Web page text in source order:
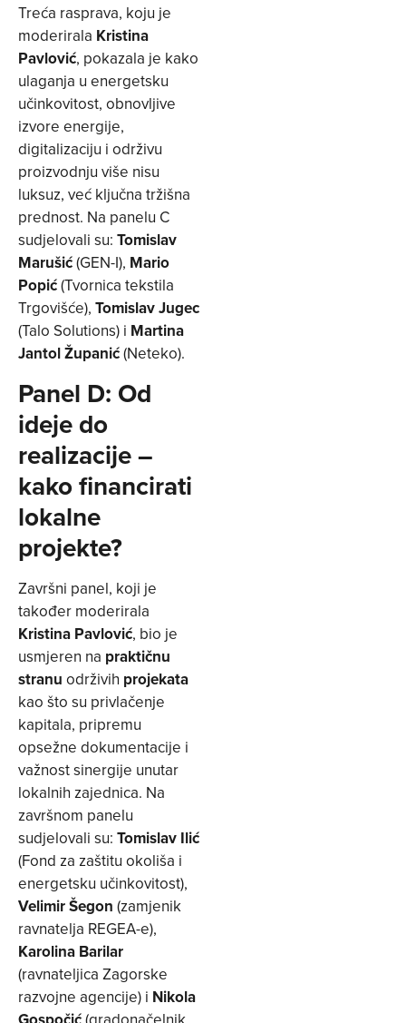
Treća rasprava, koju je
moderirala Kristina
Pavlović, pokazala je kako
ulaganja u energetsku
učinkovitost, obnovljive
izvore energije,
digitalizaciju i održivu
proizvodnju više nisu
luksuz, već ključna tržišna
prednost. Na panelu C
sudjelovali su: Tomislav
Marušić(GEN-I), Mario
Popić(Tvornica tekstila
Trgovišće), Tomislav Jugec
(Talo Solutions) i Martina
Jantol Županić(Neteko).
Panel D: Od
ideje do
realizacije –
kako financirati
lokalne
projekte?
Završni panel, koji je
također moderirala
Kristina Pavlović, bio je
usmjeren na praktičnu
stranu održivih projekata
kao što su privlačenje
kapitala, pripremu
opsežne dokumentacije i
važnost sinergije unutar
lokalnih zajednica. Na
završnom panelu
sudjelovali su: Tomislav Ilić
(Fond za zaštitu okoliša i
energetsku učinkovitost),
Velimir Šegon (zamjenik
ravnatelja REGEA-e),
Karolina Barilar
(ravnateljica Zagorske
razvojne agencije) i Nikola